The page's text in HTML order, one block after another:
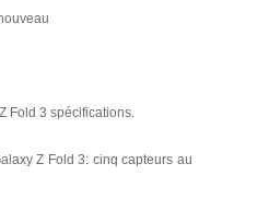
Fold 3 spécifications.
Z Fold 3: cinq capteurs au